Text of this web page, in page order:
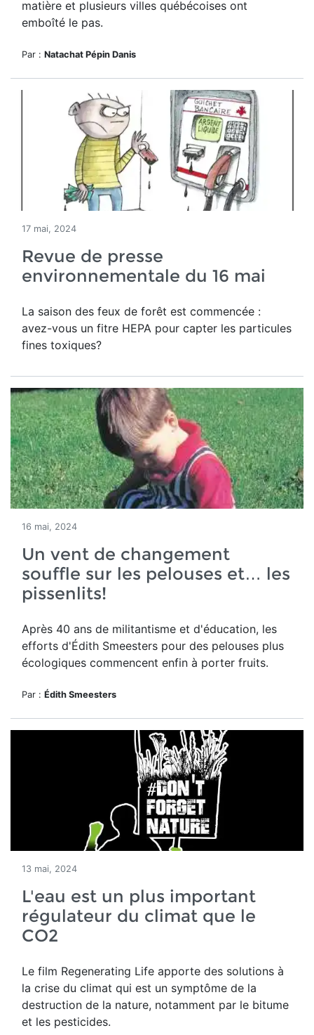
matière et plusieurs villes québécoises ont
emboîté le pas.
Par : Natachat Pépin Danis
17 mai, 2024
Revue de presse
environnementale du 16 mai
La saison des feux de forêt est commencée :
avez-vous un fitre HEPA pour capter les particules
fines toxiques?
16 mai, 2024
Un vent de changement
souffle sur les pelouses et… les
pissenlits!
Après 40 ans de militantisme et d'éducation, les
efforts d'Édith Smeesters pour des pelouses plus
écologiques commencent enfin à porter fruits.
Par : Édith Smeesters
13 mai, 2024
L'eau est un plus important
régulateur du climat que le
CO2
Le film Regenerating Life apporte des solutions à
la crise du climat qui est un symptôme de la
destruction de la nature, notamment par le bitume
et les pesticides.